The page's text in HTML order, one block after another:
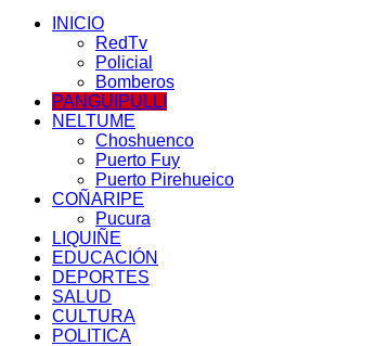
INICIO
RedTv
Policial
Bomberos
PANGUIPULLI
NELTUME
Choshuenco
Puerto Fuy
Puerto Pirehueico
COÑARIPE
Pucura
LIQUIÑE
EDUCACIÓN
DEPORTES
SALUD
CULTURA
POLITICA